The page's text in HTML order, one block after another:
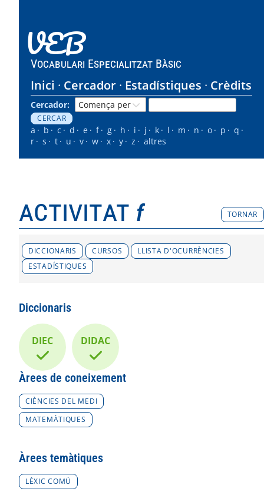
VEB
Vocabulari Especialitzat Bàsic
Inici Cercador Estadístiques Crèdits
Cercador:
a b c d e f g h i j k l m n o p
q
r
s t u v w x y z altres
activitat f TORNAR
DICCIONARIS CURSOS
LLISTA D'OCURRÈNCIES
ESTADÍSTIQUES
Diccionaris
DIEC DIDAC
Àrees de coneixement
CIÈNCIES DEL MEDI
MATEMÀTIQUES
Àrees temàtiques
LÈXIC COMÚ